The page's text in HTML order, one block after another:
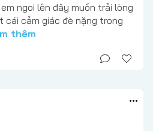
ngoi lên đây muốn trải lòng
cảm giác đè nặng trong
thêm